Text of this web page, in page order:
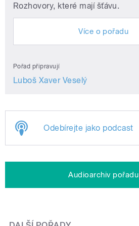
Rozhovory, které mají šťávu.
Více o pořadu
Pořad připravují
Luboš Xaver Veselý
Odebírejte jako podcast
Audioarchiv pořadu